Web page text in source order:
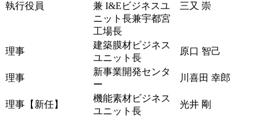
執行役員
兼 I&Eビジネスユ
ニット長兼宇都宮
工場長
三又 崇
理事
建築膜材ビジネス
ユニット長
原口 智己
理事
新事業開発センタ
ー
川喜田 幸郎
理事【新任】
機能素材ビジネス
ユニット長
光井 剛